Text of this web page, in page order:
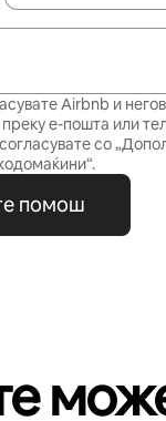
Airbnb и
е-пошта или
со
.
помош